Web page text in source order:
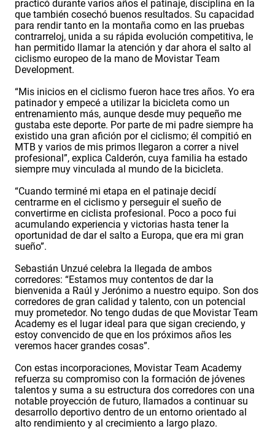
practicó durante varios años el patinaje, disciplina en la
que también cosechó buenos resultados. Su capacidad
para rendir tanto en la montaña como en las pruebas
contrarreloj, unida a su rápida evolución competitiva, le
han permitido llamar la atención y dar ahora el salto al
ciclismo europeo de la mano de Movistar Team
Development.
“Mis inicios en el ciclismo fueron hace tres años. Yo era
patinador y empecé a utilizar la bicicleta como un
entrenamiento más, aunque desde muy pequeño me
gustaba este deporte. Por parte de mi padre siempre ha
existido una gran afición por el ciclismo; él compitió en
MTB y varios de mis primos llegaron a correr a nivel
profesional”, explica Calderón, cuya familia ha estado
siempre muy vinculada al mundo de la bicicleta.
“Cuando terminé mi etapa en el patinaje decidí
centrarme en el ciclismo y perseguir el sueño de
convertirme en ciclista profesional. Poco a poco fui
acumulando experiencia y victorias hasta tener la
oportunidad de dar el salto a Europa, que era mi gran
sueño”.
Sebastián Unzué celebra la llegada de ambos
corredores: “Estamos muy contentos de dar la
bienvenida a Raúl y Jerónimo a nuestro equipo. Son dos
corredores de gran calidad y talento, con un potencial
muy prometedor. No tengo dudas de que Movistar Team
Academy es el lugar ideal para que sigan creciendo, y
estoy convencido de que en los próximos años les
veremos hacer grandes cosas”.
Con estas incorporaciones, Movistar Team Academy
refuerza su compromiso con la formación de jóvenes
talentos y suma a su estructura dos corredores con una
notable proyección de futuro, llamados a continuar su
desarrollo deportivo dentro de un entorno orientado al
alto rendimiento y al crecimiento a largo plazo.